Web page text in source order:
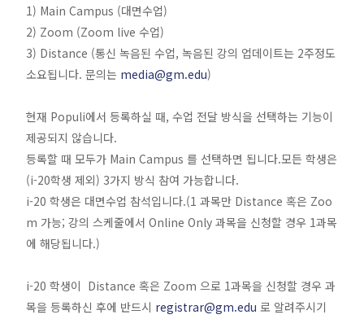
1) Main Campus (대면수업)
2) Zoom (Zoom live 수업)
3) Distance (통신 녹음된 수업, 녹음된 강의 업데이트는 2주정도
소요됩니다. 문의는 media@gm.edu)
현재 Populi에서 등록하실 때, 수업 전달 방식을 선택하는 기능이
제공되지 않습니다.
등록할 때 모두가 Main Campus 를 선택하면 됩니다.모든 학생은
(i-20학생 제외) 3가지 방식 참여 가능합니다.
i-20 학생은 대면수업 참석입니다.(1 과목만 Distance 혹은 Zoo
m 가능; 강의 스케줄에서 Online Only 과목을 신청할 경우 1과목
에 해당됩니다.)
i-20 학생이 Distance 혹은 Zoom 으로 1과목을 신청할 경우 과
목을 등록하신 후에 반드시 registrar@gm.edu 로 알려주시기